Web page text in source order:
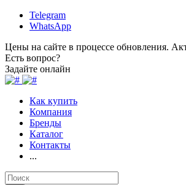
Telegram
WhatsApp
Цены на сайте в процессе обновления.
Есть вопрос?
Задайте онлайн
Как купить
Компания
Бренды
Каталог
Контакты
...